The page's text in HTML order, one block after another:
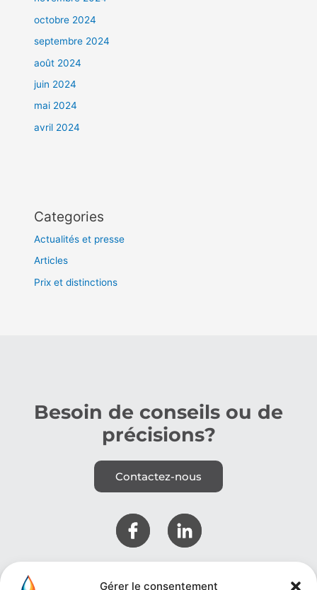
Gérer le consentement
octobre 2024
septembre 2024
août 2024
juin 2024
mai 2024
avril 2024
Categories
Actualités et presse
Articles
Prix et distinctions
Besoin de conseils ou de
précisions?​
Contactez-nous